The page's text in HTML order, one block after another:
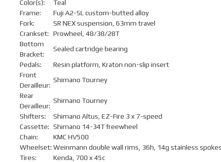
Color(s):
Teal
Frame:
Fuji A2-SL custom-butted alloy
Fork:
SR NEX suspension, 63mm travel
Crankset:
Prowheel, 48/38/28T
Bottom
Bracket:
Sealed cartridge bearing
Pedals:
Resin platform, Kraton non-slip insert
Front
Derailleur:
Shimano Tourney
Rear
Derailleur:
Shimano Tourney
Shifters:
Shimano Altus, EZ-Fire 3 x 7-speed
Cassette: Shimano 14-34T freewheel
Chain:
KMC HV500
Wheelset: Weinmann double wall rims, 36h, 14g stainless
Tires:
Kenda, 700 x 45c